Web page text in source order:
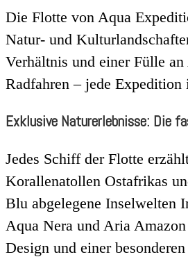
Die Flotte von Aqua
Natur- und
Verhältnis und einer Fülle
Radfahren – jede
Exklusive Naturerlebnisse: Die
Jedes Schiff der Flotte
Korallenatollen Ostafrikas
Blu abgelegene Inselwelten
Aqua Nera und Aria
Design und einer